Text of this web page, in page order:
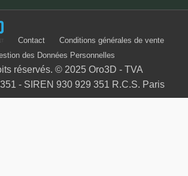
Contact
Conditions générales de vente
des Données Personnelles
réservés. © 2025 Oro3D - TVA
- SIREN 930 929 351 R.C.S. Paris